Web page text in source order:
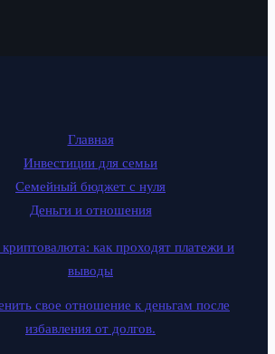
Главная
Инвестиции для семьи
Семейный бюджет с нуля
Деньги и отношения
как проходят платежи и
выводы
свое отношение к деньгам после
избавления от долгов.